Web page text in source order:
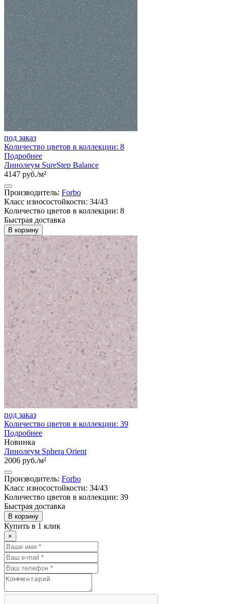
под заказ
Количество цветов в коллекции: 8
Подробнее
Линолеум SureStep Balance
4147 руб./м²
Производитель: Forbo
Класс износостойкости: 34/43
Количество цветов в коллекции: 8
Быстрая доставка
В корзину
под заказ
Количество цветов в коллекции: 39
Подробнее
Новинка
Линолеум Sphera Orient
2006 руб./м²
Производитель: Forbo
Класс износостойкости: 34/43
Количество цветов в коллекции: 39
Быстрая доставка
В корзину
Купить в 1 клик
×